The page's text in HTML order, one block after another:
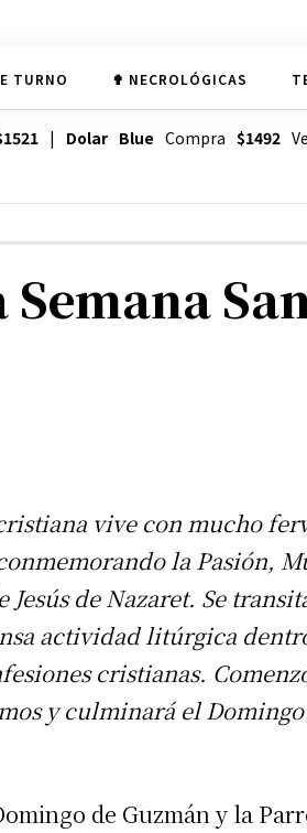
TURNO ✟ NECROLÓGICAS
| Dolar Blue Compra $1492
vive con mucho
la Pasión,
Jesús de Nazaret. Se
actividad litúrgica
cristianas.
y culminará el
de Guzmán y la